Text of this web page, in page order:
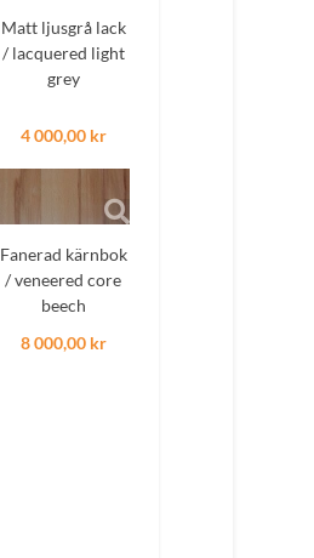
Matt ljusgrå lack
/ lacquered light
grey
4 000,00 kr
Fanerad kärnbok
/ veneered core
beech
8 000,00 kr